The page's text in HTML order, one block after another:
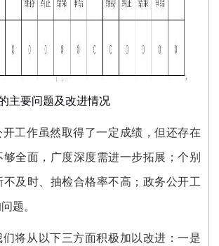
主要问题及改进情况
开工作虽然取得了一定成绩，但还存在
全面，广度深度需进一步拓展；个别
及时、抽检合格率不高；政务公开工
题。
们将从以下三方面积极加以改进：一是